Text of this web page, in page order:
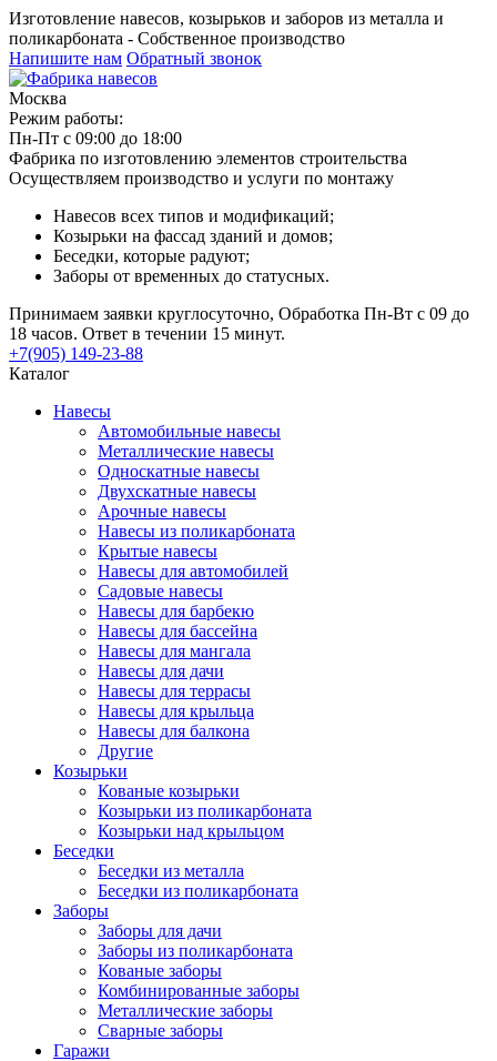
Изготовление навесов, козырьков и заборов из металла и
поликарбоната - Собственное производство
Напишите нам Обратный звонок
Москва
Режим работы:
Пн-Пт с 09:00 до 18:00
Фабрика по изготовлению элементов строительства
Осуществляем производство и услуги по монтажу
Навесов всех типов и модификаций;
Козырьки на фассад зданий и домов;
Беседки, которые радуют;
Заборы от временных до статусных.
Принимаем заявки круглосуточно, Обработка Пн-Вт с 09 до
18 часов. Ответ в течении 15 минут.
+7(905) 149-23-88
Каталог
Навесы
Автомобильные навесы
Металлические навесы
Односкатные навесы
Двухскатные навесы
Арочные навесы
Навесы из поликарбоната
Крытые навесы
Навесы для автомобилей
Садовые навесы
Навесы для барбекю
Навесы для бассейна
Навесы для мангала
Навесы для дачи
Навесы для террасы
Навесы для крыльца
Навесы для балкона
Другие
Козырьки
Кованые козырьки
Козырьки из поликарбоната
Козырьки над крыльцом
Беседки
Беседки из металла
Беседки из поликарбоната
Заборы
Заборы для дачи
Заборы из поликарбоната
Кованые заборы
Комбинированные заборы
Металлические заборы
Сварные заборы
Гаражи